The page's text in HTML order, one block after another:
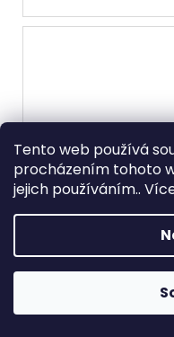
Tento web používá
procházením tohoto
jejich používáním..
Filfishing Fluorostar
229 Kč